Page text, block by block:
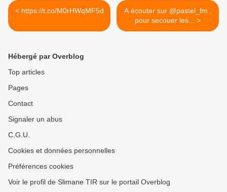
< https://t.co/M0rHWqMF5d
A écouter sur @pastel_fm ,
pour secouer les... >
Hébergé par Overblog
Top articles
Pages
Contact
Signaler un abus
C.G.U.
Cookies et données personnelles
Préférences cookies
Voir le profil de Slimane TIR sur le portail Overblog